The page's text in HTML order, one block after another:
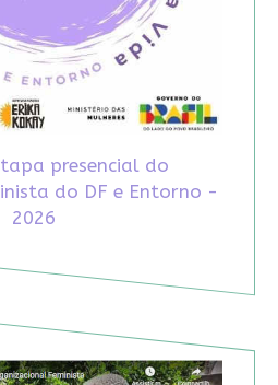
presencial do
do DF e Entorno -
2026